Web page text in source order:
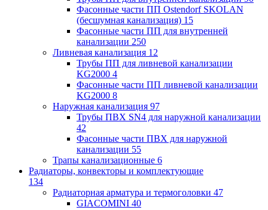
Фасонные части ПП Ostendorf SKOLAN
(бесшумная канализация) 15
Фасонные части ПП для внутренней
канализации 250
Ливневая канализация 12
Трубы ПП для ливневой канализации
KG2000 4
Фасонные части ПП ливневой канализации
KG2000 8
Наружная канализация 97
Трубы ПВХ SN4 для наружной канализации
42
Фасонные части ПВХ для наружной
канализации 55
Трапы канализационные 6
Радиаторы, конвекторы и комплектующие
134
Радиаторная арматура и термоголовки 47
GIACOMINI 40